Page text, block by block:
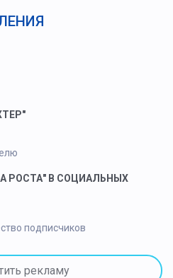
РОСТА" В СОЦИАЛЬНЫХ
подписчиков
рекламу